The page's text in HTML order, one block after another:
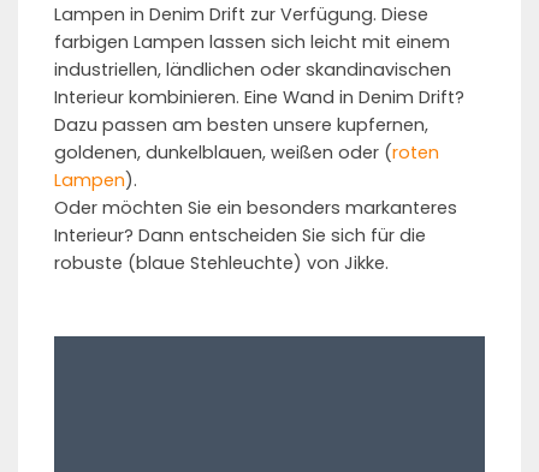
Lampen in Denim Drift zur Verfügung. Diese
farbigen Lampen lassen sich leicht mit einem
industriellen, ländlichen oder skandinavischen
Interieur kombinieren. Eine Wand in Denim Drift?
Dazu passen am besten unsere kupfernen,
goldenen, dunkelblauen, weißen oder (roten
Lampen).
Oder möchten Sie ein besonders markanteres
Interieur? Dann entscheiden Sie sich für die
robuste (blaue Stehleuchte) von Jikke.